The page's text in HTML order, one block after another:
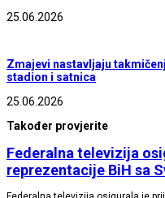
25.06.2026
Zmajevi nastavljaju
stadion i satnica
25.06.2026
Također provjerite
Federalna televizija
reprezentacije BiH sa